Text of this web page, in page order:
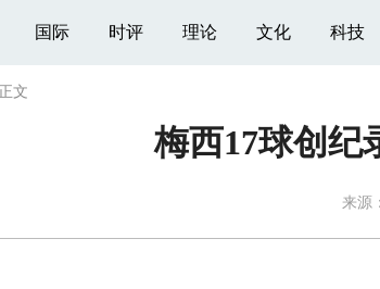
国际 时评 理论 文化 科技
正文
梅西17球创纪
来源：